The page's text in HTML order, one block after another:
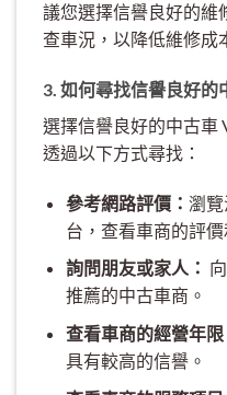
議您選擇信譽良好的維
查車況，以降低維修成
3. 如何尋找信譽良好的
選擇信譽良好的中古車
透過以下方式尋找：
參考網路評價： 瀏
台，查看車商的評價
詢問朋友或家人：
推薦的中古車商。
查看車商的經營年限
具有較高的信譽。